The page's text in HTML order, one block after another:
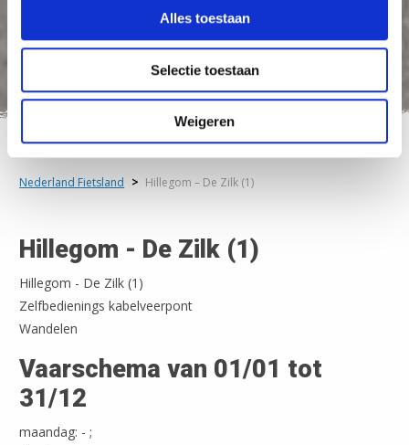
Alles toestaan
Selectie toestaan
Weigeren
Nederland Fietsland > Hillegom – De Zilk (1)
Hillegom - De Zilk (1)
Hillegom - De Zilk (1)
Zelfbedienings kabelveerpont
Wandelen
Vaarschema van 01/01 tot
31/12
maandag: - ;